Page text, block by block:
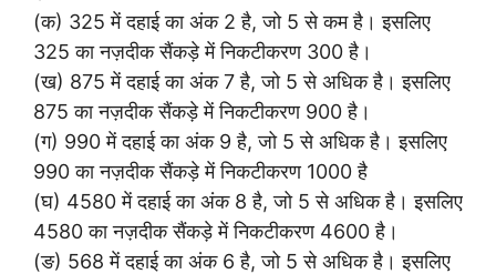
(क) 325 में दहाई का अंक 2 है, जो 5 से कम है। इसलिए
325 का नज़दीक सैंकड़े में निकटीकरण 300 है।
(ख) 875 में दहाई का अंक 7 है, जो 5 से अधिक है। इसलिए
875 का नज़दीक सैंकड़े में निकटीकरण 900 है।
(ग) 990 में दहाई का अंक 9 है, जो 5 से अधिक है। इसलिए
990 का नज़दीक सैंकड़े में निकटीकरण 1000 है
(घ) 4580 में दहाई का अंक 8 है, जो 5 से अधिक है। इसलिए
4580 का नज़दीक सैंकड़े में निकटीकरण 4600 है।
(ङ) 568 में दहाई का अंक 6 है, जो 5 से अधिक है। इसलिए